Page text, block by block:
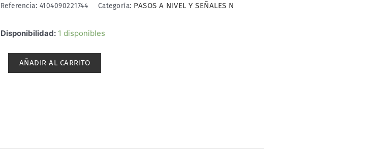
Referencia: 4104090221744 Categoría: PASOS A NIVEL Y SEÑALES N
Disponibilidad: 1 disponibles
PASO
AÑADIR AL CARRITO